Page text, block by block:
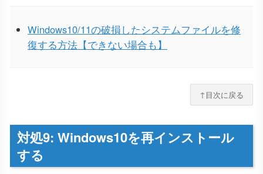
Windows10/11の破損したシステムファイルを修
復する方法【できない場合も】
↑目次に戻る
対処9: Windows10を再インストール
する